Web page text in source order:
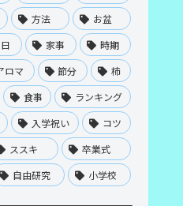
方法
お盆
家事
時期
ロマ 節分
柿
食事
ランキング
入学祝い
コツ
ススキ
卒業式
自由研究 小学校